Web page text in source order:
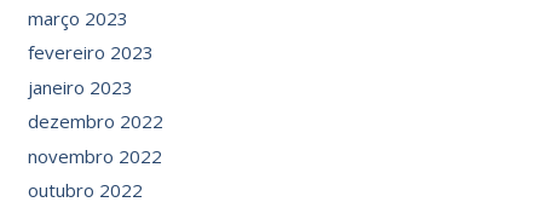
março 2023
fevereiro 2023
janeiro 2023
dezembro 2022
novembro 2022
outubro 2022